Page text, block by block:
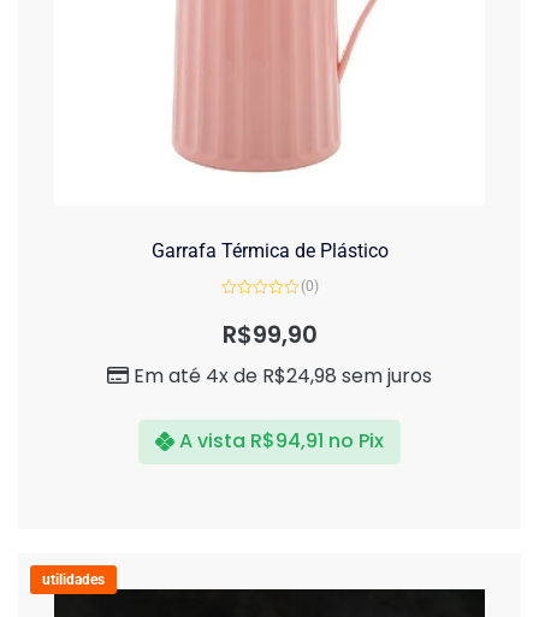
Garrafa Térmica de Plástico
de
(0)
R$99,90
Em até 4x de R$24,98 sem juros
A vista R$94,91 no Pix
utilidades